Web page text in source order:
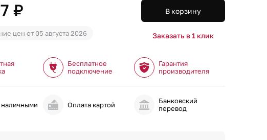
₽
цен от 05 августа 2026
В корзину
Заказать в 1 клик
Бесплатное
подключение
Гарантия
производителя
наличными Оплата картой
Банковский
перевод